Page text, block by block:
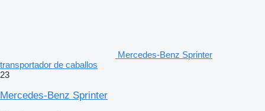
Mercedes-Benz Sprinter
transportador de caballos
23
Mercedes-Benz Sprinter